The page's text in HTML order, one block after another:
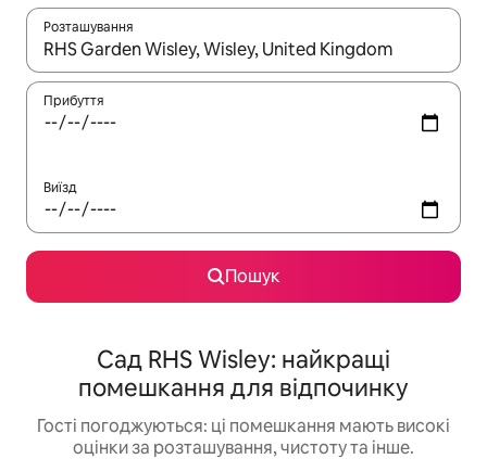
Розташування
Отримавши результати пошуку, використовуйте для
Прибуття
Виїзд
Пошук
Сад RHS Wisley: найкращі
помешкання для відпочинку
Гості погоджуються: ці помешкання мають високі
оцінки за розташування, чистоту та інше.